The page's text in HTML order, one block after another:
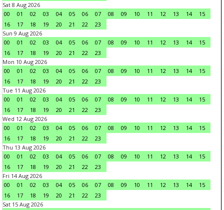
Sat 8 Aug 2026
00
01 02 03 04 05 06 07 08 09 10 11 12 13 14
15
16
17 18 19 20 21 22
23
Sun 9 Aug 2026
00
01 02 03 04 05 06 07 08 09 10 11 12 13 14
15
16
17 18 19 20 21 22
23
Mon 10 Aug 2026
00
01 02 03 04 05 06 07 08 09 10 11 12 13 14
15
16
17 18 19 20 21 22
23
Tue 11 Aug 2026
00
01 02 03 04 05 06 07 08 09 10 11 12 13 14
15
16
17 18 19 20 21 22
23
Wed 12 Aug 2026
00
01 02 03 04 05 06 07 08 09 10 11 12 13 14
15
16
17 18 19 20 21 22
23
Thu 13 Aug 2026
00
01 02 03 04 05 06 07 08 09 10 11 12 13 14
15
16
17 18 19 20 21 22
23
Fri 14 Aug 2026
00
01 02 03 04 05 06 07 08 09 10 11 12 13 14
15
16
17 18 19 20 21 22
23
Sat 15 Aug 2026